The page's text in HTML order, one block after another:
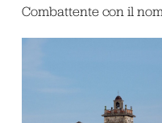
Combattente con il